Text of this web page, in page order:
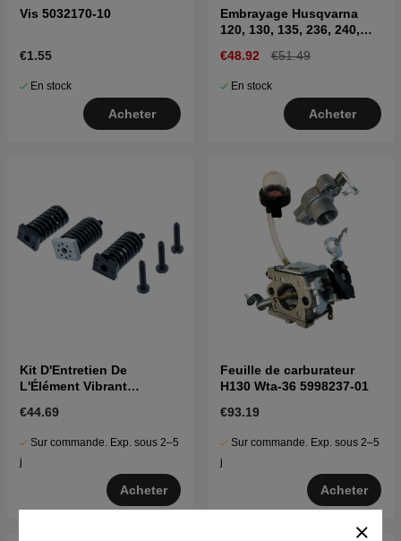
Vis 5032170-10
€1.55
En stock
Acheter
Embrayage Husqvarna
120, 130, 135, 236, 240,
€48.92 €51.49
En stock
Acheter
Kit D'Entretien De
L'Élément Vibrant
€44.69
Sur commande. Exp. sous 2–5
j
Acheter
Feuille de carburateur
H130 Wta-36 5998237-01
€93.19
Sur commande. Exp. sous 2–5
j
Acheter